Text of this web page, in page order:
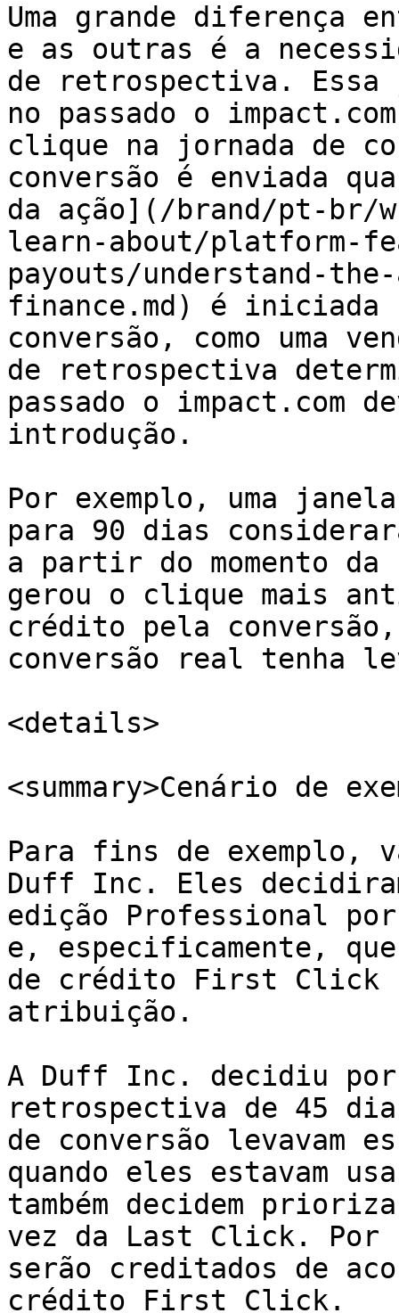
Uma grande
e as outras é a
de retrospectiva.
no passado o
clique na jornada de
conversão é enviada
da ação](/brand/pt-br/
learn-about/platform-
payouts/understand-
finance.md) é iniciada
conversão, como uma
de retrospectiva
passado o impact.com
introdução.
Por exemplo, uma
para 90 dias
a partir do momento da
gerou o clique mais
crédito pela conversão,
conversão real tenha
<details>
<summary>Cenário de
Para fins de exemplo,
Duff Inc. Eles
edição Professional
e, especificamente,
de crédito First Click
atribuição.
A Duff Inc. decidiu por
retrospectiva de 45
de conversão levavam
quando eles estavam
também decidem
vez da Last Click. Por
serão creditados de
crédito First Click.